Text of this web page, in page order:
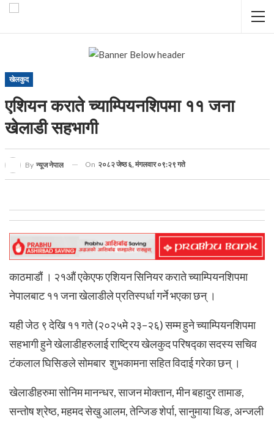
खेलकुद
एशियन कराते च्याम्पियनशिपमा ११ जना
खेलाडी सहभागी
By न्यूज नेपाल On २०८२ जेष्ठ ६, मंगलवार ०९:२९ गते
काठमाडौं । २१औं एकेएफ एशियन सिनियर कराते च्याम्पियनशिपमा
नेपालबाट ११ जना खेलाडीले प्रतिस्पर्धा गर्ने भएका छन् ।
यही जेठ ९ देखि ११ गते (२०२५मे २३–२६) सम्म हुने च्याम्पियनशिपमा
सहभागी हुने खेलाडीहरुलाई राष्ट्रिय खेलकुद परिषद्का सदस्य सचिव
टंकलाल घिसिङले सोमबार शुभकामना सहित विदाई गरेका छन् ।
खेलाडीहरुमा सोनिम मानन्धर, साजन मोक्तान, मीन बहादुर तामाङ,
सन्तोष श्रेष्ठ, महमद सेखु आलम, तेन्जिङ शेर्पा, सानुमाया थिङ, अन्जली